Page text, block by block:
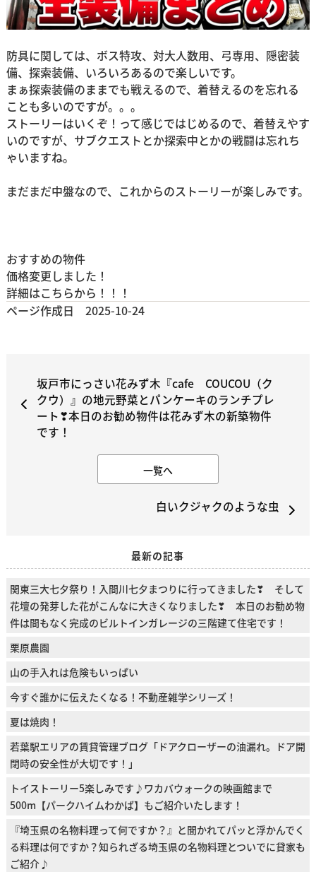
防具に関しては、ボス特攻、対大人数用、弓専用、隠密装
備、探索装備、いろいろあるので楽しいです。
まぁ探索装備のままでも戦えるので、着替えるのを忘れる
ことも多いのですが。。。
ストーリーはいくぞ！って感じではじめるので、着替えやす
いのですが、サブクエストとか探索中とかの戦闘は忘れち
ゃいますね。
まだまだ中盤なので、これからのストーリーが楽しみです。
おすすめの物件
価格変更しました！
詳細はこちらから！！！
ページ作成日 2025-10-24
坂戸市にっさい花みず木『cafe COUCOU（ク
クウ）』の地元野菜とパンケーキのランチプレ
ート❣本日のお勧め物件は花みず木の新築物件
です！
一覧へ
白いクジャクのような虫
最新の記事
関東三大七夕祭り！入間川七夕まつりに行ってきました❣ そして
花壇の発芽した花がこんなに大きくなりました❣ 本日のお勧め物
件は間もなく完成のビルトインガレージの三階建て住宅です！
栗原農園
山の手入れは危険もいっぱい
今すぐ誰かに伝えたくなる！不動産雑学シリーズ！
夏は焼肉！
若葉駅エリアの賃貸管理ブログ「ドアクローザーの油漏れ。ドア開
閉時の安全性が大切です！」
トイストーリー5楽しみです♪ワカバウォークの映画館まで
500m【パークハイムわかば】もご紹介いたします！
『埼玉県の名物料理って何ですか？』と聞かれてパッと浮かんでく
る料理は何ですか？知られざる埼玉県の名物料理とついでに貸家も
ご紹介♪